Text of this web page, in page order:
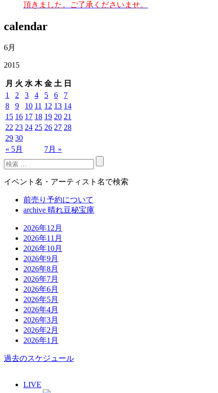
頂きました。ご了承くださいませ。
calendar
6月
2015
月 火 水 木 金 土 日
« 5月 7月 »
1 2 3 4 5 6
7
8
9 10 11 12 13 14
15 16 17 18 19 20 21
22 23 24 25 26 27 28
29 30
イベント名・アーティスト名で検索
前売り予約について
archive 晴れ豆秘宝庫
2026年12月
2026年11月
2026年10月
2026年9月
2026年8月
2026年7月
2026年6月
2026年5月
2026年4月
2026年3月
2026年2月
2026年1月
過去のスケジュール
LIVE